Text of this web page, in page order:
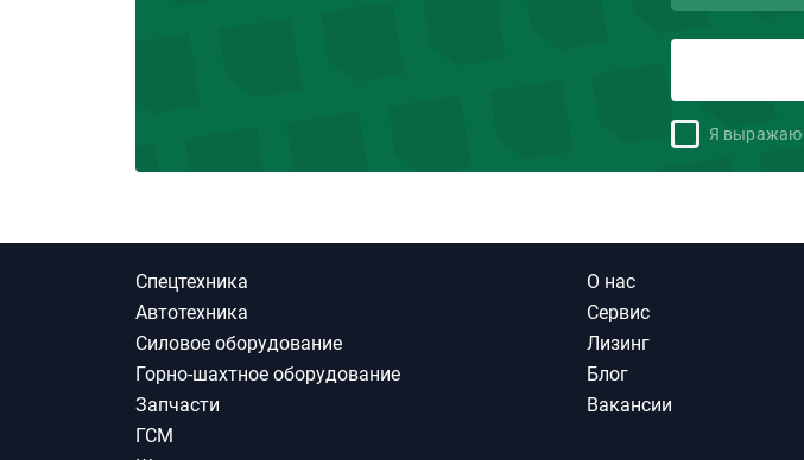
Я выражаю
Спецтехника
Автотехника
Силовое оборудование
Горно-шахтное оборудование
Запчасти
ГСМ
О нас
Сервис
Лизинг
Блог
Вакансии